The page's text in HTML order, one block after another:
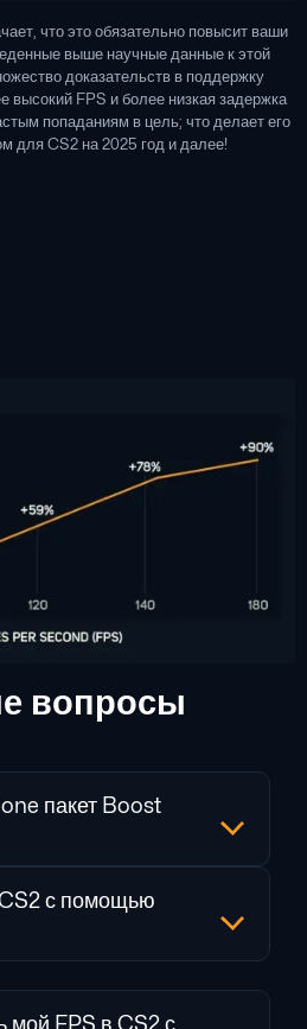
что это обязательно повысит ваши
выше научные данные к этой
доказательств в поддержку
высокий FPS и более низкая задержка
попаданиям в цель; что делает его
для CS2 на 2025 год и далее!
вопросы
пакет Boost
CS2 с помощью
мой FPS в CS2 с